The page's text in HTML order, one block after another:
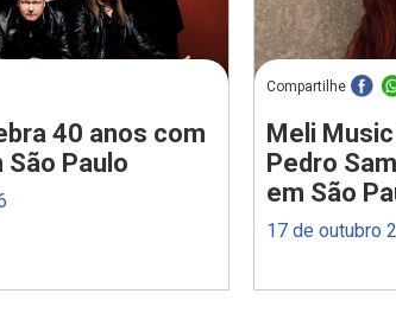
40 anos com
Paulo
Compartilhe
Meli
Pedro
em São
17 de outubro